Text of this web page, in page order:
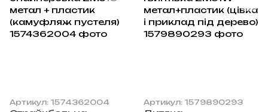
Артикул: 1574362004 Артикул: 1579890293